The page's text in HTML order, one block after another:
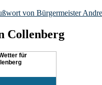
von Bürgermeister
Collenberg
für